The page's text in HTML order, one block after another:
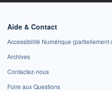
Aide & Contact
Accessibilité Numérique (partiellement
Archives
Contactez-nous
Foire aux Questions